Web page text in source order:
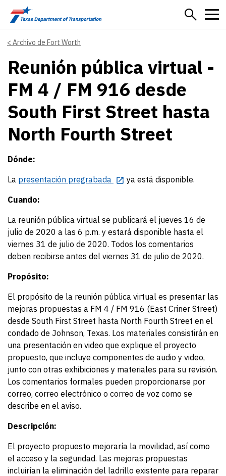
Skip to main content
Archivo de Fort Worth
Reunión pública virtual -
FM 4 / FM 916 desde
South First Street hasta
North Fourth Street
Dónde:
La presentación pregrabada
ya está disponible.
Cuando:
La reunión pública virtual se publicará el jueves 16 de
julio de 2020 a las 6 p.m. y estará disponible hasta el
viernes 31 de julio de 2020. Todos los comentarios
deben recibirse antes del viernes 31 de julio de 2020.
Propósito:
El propósito de la reunión pública virtual es presentar las
mejoras propuestas a FM 4 / FM 916 (East Criner Street)
desde South First Street hasta North Fourth Street en el
condado de Johnson, Texas. Los materiales consistirán en
una presentación en video que explique el proyecto
propuesto, que incluye componentes de audio y video,
junto con otras exhibiciones y materiales para su revisión.
Los comentarios formales pueden proporcionarse por
correo, correo electrónico o correo de voz como se
describe en el aviso.
Descripción:
El proyecto propuesto mejoraría la movilidad, así como
el acceso y la seguridad. Las mejoras propuestas
incluirían la eliminación del ladrillo existente para reparar